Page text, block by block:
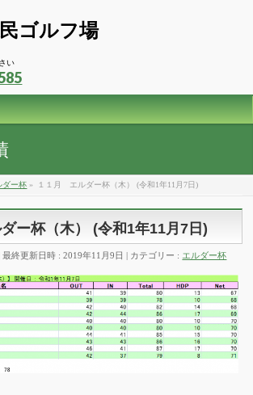
ゴルフ場
い
ダー杯 » １１月 エルダー杯（木） (令和1年11月7日)
ー杯（木） (令和1年11月7日)
最終更新日時 : 2019年11月9日 カテゴリー : エルダー杯